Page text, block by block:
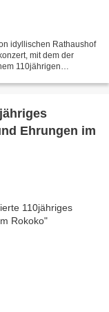
idyllischen Rathaushof
mit dem der
110jährigen
Ehrungen im